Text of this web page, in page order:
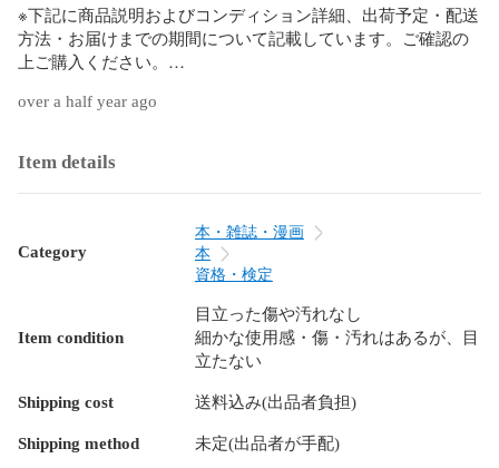
※下記に商品説明およびコンディション詳細、出荷予定・配送
方法・お届けまでの期間について記載しています。ご確認の
上ご購入ください。
■商品名■
26～令和4年 2024年合格目標
■出版社■
■発行年■
■教科■
宅建/AGAROOT ACADEMY/宅地建物取引士
over a half year ago
Item details
Category
本・雑誌・漫画
本
資格・検定
Item condition
目立った傷や汚れなし
細かな使用感・傷・汚れはあるが、目
立たない
Shipping cost 送料込み(出品者負担)
Shipping method 未定(出品者が手配)